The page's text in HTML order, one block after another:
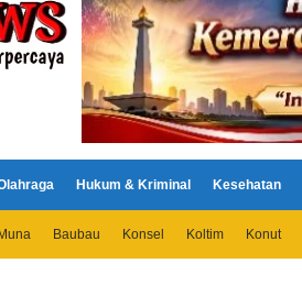
Hukum & Kriminal Kesehatan
Baubau Konsel Koltim Konut